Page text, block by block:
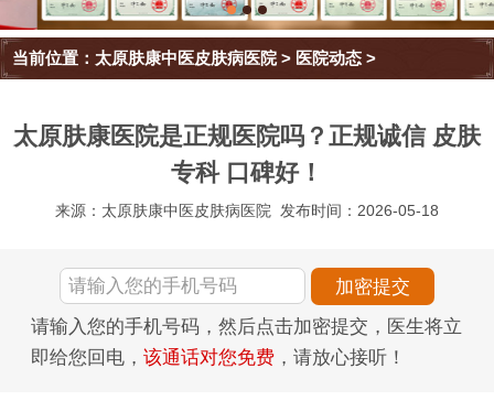
当前位置： 太原肤康中医皮肤病医院> 医院动态 >
太原肤康医院是正规医院吗？正规诚信 皮肤
专科 口碑好！
来源：太原肤康中医皮肤病医院 发布时间：2026-05-18
请输入您的手机号码，然后点击加密提交，医生将立
即给您回电， 该通话对您免费 ，请放心接听！